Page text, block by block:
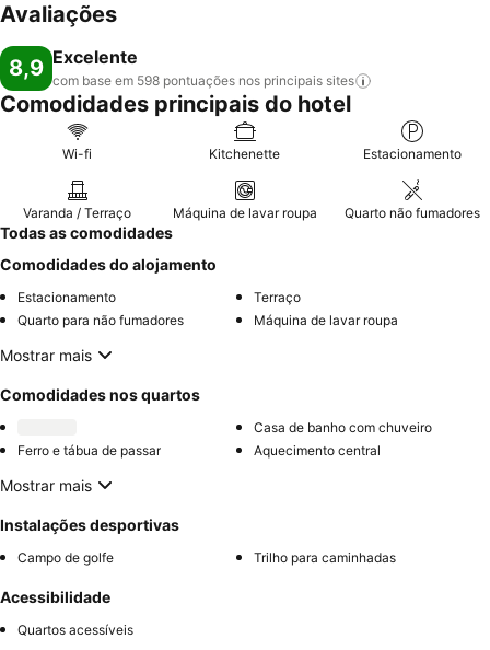
Avaliações
8,9 Excelente
com base em 598 pontuações nos principais sites
Comodidades principais do hotel
Wi-fi Kitchenette Estacionamento
Varanda / Terraço Máquina de lavar roupa Quarto não fumadores
Todas as comodidades
Comodidades do alojamento
Estacionamento
Terraço
Quarto para não fumadores
Máquina de lavar roupa
Mostrar mais
Comodidades nos quartos
Casa de banho com chuveiro
Ferro e tábua de passar
Aquecimento central
Mostrar mais
Instalações desportivas
Campo de golfe Trilho para caminhadas
Acessibilidade
Quartos acessíveis